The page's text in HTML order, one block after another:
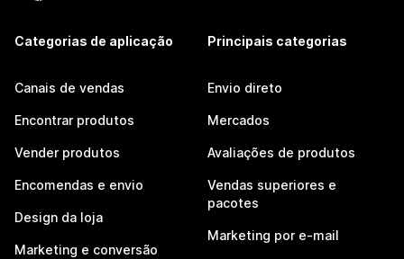
Categorias de aplicação
Canais de vendas
Encontrar produtos
Vender produtos
Encomendas e envio
Design da loja
Marketing e conversão
Principais categorias
Envio direto
Mercados
Avaliações de produtos
Vendas superiores e
pacotes
Marketing por e-mail